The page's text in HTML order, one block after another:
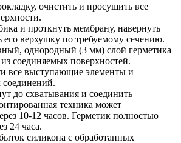
очистить и просушить все
и проткнуть мембрану, навернуть
его верхушку по требуемому сечению.
однородный (3 мм) слой герметика
соединяемых поверхностей.
все выступающие элементы и
соединений.
до схватывания и соединить
техника может
10-12 часов. Герметик полностью
24 часа.
силикона с обработанных